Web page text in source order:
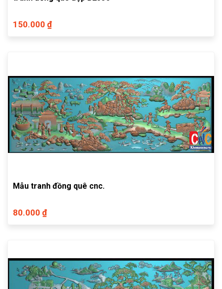
150.000 ₫
Mẫu tranh đồng quê cnc.
80.000 ₫